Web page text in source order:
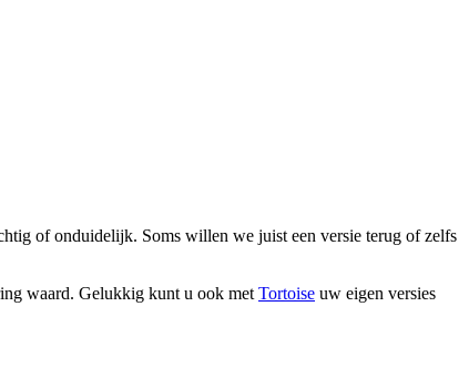
of onduidelijk. Soms willen we juist een versie terug of zelfs
waard. Gelukkig kunt u ook met Tortoise uw eigen versies